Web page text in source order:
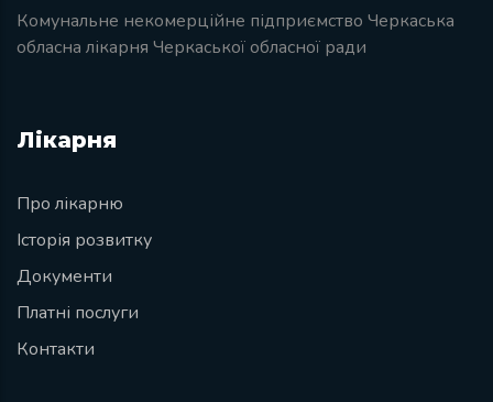
Комунальне некомерційне підприємство Черкаська
обласна лікарня Черкаської обласної ради
Лікарня
Про лікарню
Історія розвитку
Документи
Платні послуги
Контакти